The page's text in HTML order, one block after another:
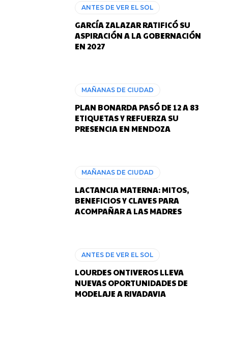
ANTES DE VER EL SOL
GARCÍA ZALAZAR RATIFICÓ SU
ASPIRACIÓN A LA GOBERNACIÓN
EN 2027
MAÑANAS DE CIUDAD
PLAN BONARDA PASÓ DE 12 A 83
ETIQUETAS Y REFUERZA SU
PRESENCIA EN MENDOZA
MAÑANAS DE CIUDAD
LACTANCIA MATERNA: MITOS,
BENEFICIOS Y CLAVES PARA
ACOMPAÑAR A LAS MADRES
ANTES DE VER EL SOL
LOURDES ONTIVEROS LLEVA
NUEVAS OPORTUNIDADES DE
MODELAJE A RIVADAVIA